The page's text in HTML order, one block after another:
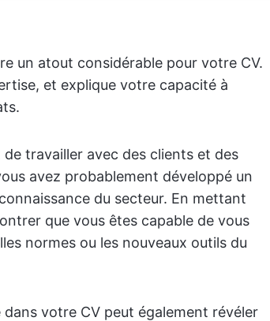
un atout considérable pour votre CV.
et explique votre capacité à
travailler avec des clients et des
avez probablement développé un
du secteur. En mettant
que vous êtes capable de vous
normes ou les nouveaux outils du
votre CV peut également révéler